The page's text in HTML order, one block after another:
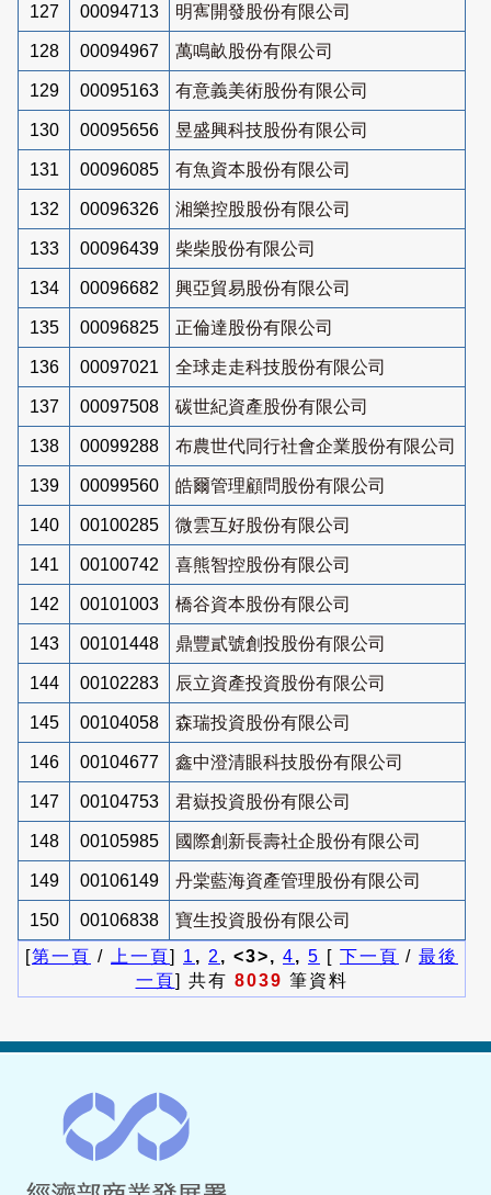
127 00094713 明寯開發股份有限公司
128 00094967 萬鳴畝股份有限公司
129 00095163 有意義美術股份有限公司
130 00095656 昱盛興科技股份有限公司
131 00096085 有魚資本股份有限公司
132 00096326 湘樂控股股份有限公司
133 00096439 柴柴股份有限公司
134 00096682 興亞貿易股份有限公司
135 00096825 正倫達股份有限公司
136 00097021 全球走走科技股份有限公司
137 00097508 碳世紀資產股份有限公司
138 00099288 布農世代同行社會企業股份有限公司
139 00099560 皓爾管理顧問股份有限公司
140 00100285 微雲互好股份有限公司
141 00100742 喜熊智控股份有限公司
142 00101003 橋谷資本股份有限公司
143 00101448 鼎豐貳號創投股份有限公司
144 00102283 辰立資產投資股份有限公司
145 00104058 森瑞投資股份有限公司
146 00104677 鑫中澄清眼科技股份有限公司
147 00104753 君嶽投資股份有限公司
148 00105985 國際創新長壽社企股份有限公司
149 00106149 丹棠藍海資產管理股份有限公司
150 00106838
寶生投資股份有限公司
[第一頁 / 上一頁] 1 , 2 , <3>, 4, 5 [ 下一頁 / 最後
一頁] 共有 8039 筆資料